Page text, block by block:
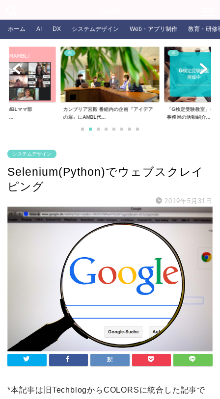
ホーム AI DX システムデザイン Web・アプリ制作 教育・研修
AMBLママ部
AI
カンブリア宮殿 番組内の企画『アイデア
の扉』にAMBL代...
AI
「G検定受験教室」を
事務局の活動紹介...
システムデザイン
Selenium(Python)でウェブスクレイ
ピング
2019年5月31日
*本記事は旧TechblogからCOLORSに統合した記事で